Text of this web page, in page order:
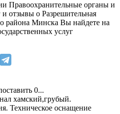
Правоохранительные органы и
отзывы о Разрешительная
района Минска Вы найдете на
услуг
0...
хамский,грубый.
Техническое оснащение